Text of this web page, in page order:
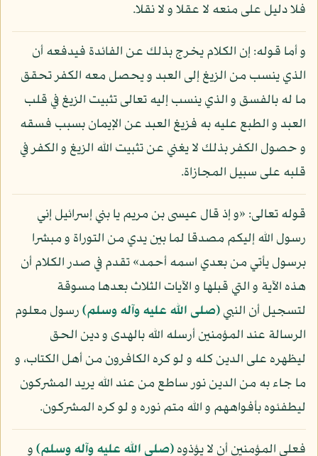
فلا دليل على منعه لا عقلا و لا نقلا.
و أما قوله: إن الكلام يخرج بذلك عن الفائدة فيدفعه أن
الذي ينسب من الزيغ إلى العبد و يحصل معه الكفر تحقق
ما له بالفسق و الذي ينسب إليه تعالى تثبيت الزيغ في قلب
العبد و الطبع عليه به فزيغ العبد عن الإيمان بسبب فسقه
و حصول الكفر بذلك لا يغني عن تثبيت الله الزيغ و الكفر في
قلبه على سبيل المجازاة.
قوله تعالى: «و إذ قال عيسى بن مريم يا بني إسرائيل إني
رسول الله إليكم مصدقا لما بين يدي من التوراة و مبشرا
برسول يأتي من بعدي اسمه أحمد» تقدم في صدر الكلام أن
هذه الآية و التي قبلها و الآيات الثلاث بعدها مسوقة
لتسجيل أن النبي(صلى الله عليه وآله وسلم)رسول معلوم
الرسالة عند المؤمنين أرسله الله بالهدى و دين الحق
ليظهره على الدين كله و لو كره الكافرون من أهل الكتاب، و
ما جاء به من الدين نور ساطع من عند الله يريد المشركون
ليطفئوه بأفواههم و الله متم نوره و لو كره المشركون.
فعلى المؤمنين أن لا يؤذوه(صلى الله عليه وآله وسلم)و